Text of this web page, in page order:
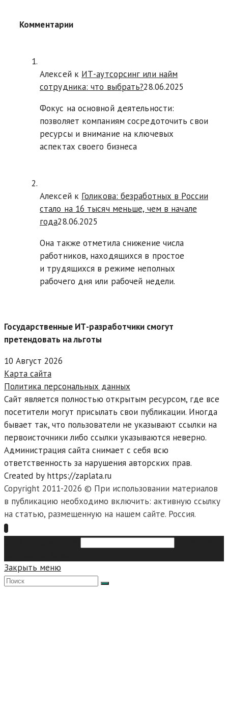
Комментарии
Алексей к ИТ-аутсорсинг или найм
сотрудника: что выбрать?28.06.2025
Фокус на основной деятельности:
позволяет компаниям сосредоточить свои
ресурсы и внимание на ключевых
аспектах своего бизнеса
Алексей к Голикова: безработных в России
стало на 16 тысяч меньше, чем в начале
года28.06.2025
Она также отметила снижение числа
работников, находящихся в простое
и трудящихся в режиме неполных
рабочего дня или рабочей недели.
Государственные ИТ-разработчики смогут
претендовать на льготы
10 Август 2026
Карта сайта
Политика персональных данных
Сайт является полностью открытым ресурсом, где все
посетители могут присылать свои публикации. Иногда
бывает так, что пользователи не указывают ссылки на
первоисточники либо ссылки указываются неверно.
Администрация сайта снимает с себя всю
ответственность за нарушения авторских прав.
Created by https://zaplata.ru
Copyright 2011-2026 © При использовании материалов
в публикацию необходимо включить: активную ссылку
на статью, размещенную на нашем сайте. Россия.
Закрыть меню